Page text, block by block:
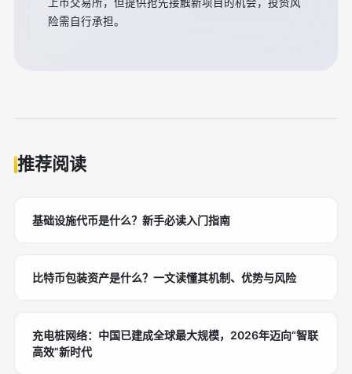
险需自行承担。
推荐阅读
基础设施代币是什么？新手必读入门指南
比特币包装资产是什么？一文读懂其机制、优势与风险
充电桩网络：中国已建成全球最大规模，2026年迈向“智联
高效”新时代